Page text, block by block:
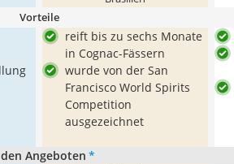
Vorteile
reift bis zu sechs Monate
in Cognac-Fässern
wurde von der San
Francisco World Spirits
Competition
ausgezeichnet
Angeboten *